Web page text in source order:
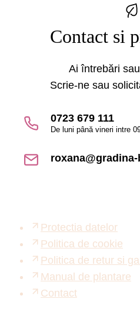
Contact si
Ai întrebări
Scrie-ne sau
0723 679 111
De luni până vineri intre
Protectia datelor
Politica de cookie
Politica de retur si
Manual de plantare
Contact